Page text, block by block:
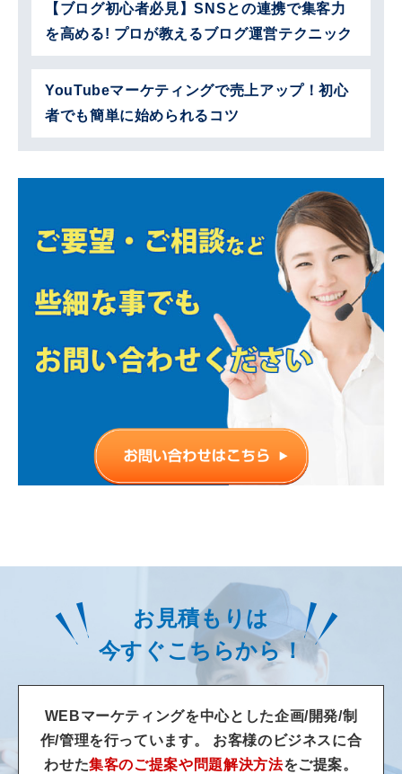
【ブログ初心者必見】SNSとの連携で集客力
を高める! プロが教えるブログ運営テクニック
YouTubeマーケティングで売上アップ！初心
者でも簡単に始められるコツ
お見積もりは
今すぐこちらから！
WEBマーケティングを中心とした企画/開発/制
作/管理を行っています。
お客様のビジネスに合
わせた集客のご提案や問題解決方法をご提案。